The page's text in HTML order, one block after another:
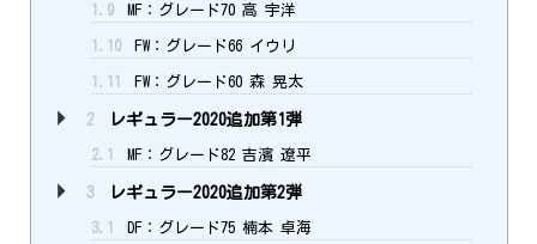
1.9 MF：グレード70 高 宇洋
1.10 FW：グレード66 イウリ
1.11 FW：グレード60 森 晃太
2 レギュラー2020追加第1弾
2.1 MF：グレード82 吉濱 遼平
3 レギュラー2020追加第2弾
3.1 DF：グレード75 楠本 卓海